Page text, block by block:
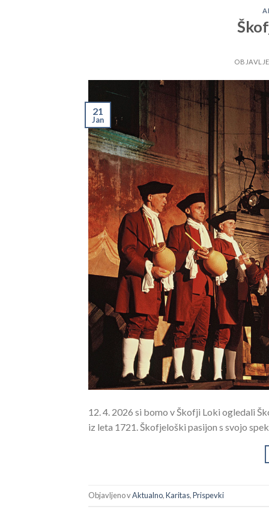
21
Jan
12. 4. 2026 si bomo v Škofji Loki ogledali
iz leta 1721. Škofjeloški pasijon s svojo
Objavljeno vAktualno,Karitas,Prispevki